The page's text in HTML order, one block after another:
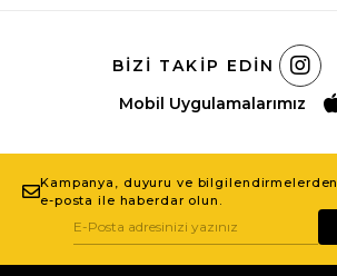
BIZI TAKIP EDIN
Mobil Uygulamalarımız
Kampanya, duyuru ve bilgilendirmelerden
e-posta ile haberdar olun.